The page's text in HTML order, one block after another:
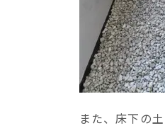
また、床下の